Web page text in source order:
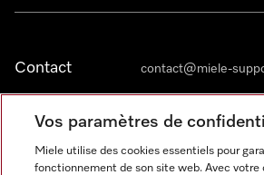
Contact contact@miele-
Langue
FRANÇAIS
Vos paramètres de
Miele utilise des cookies essentiels pour
fonctionnement de son site web. Avec votre